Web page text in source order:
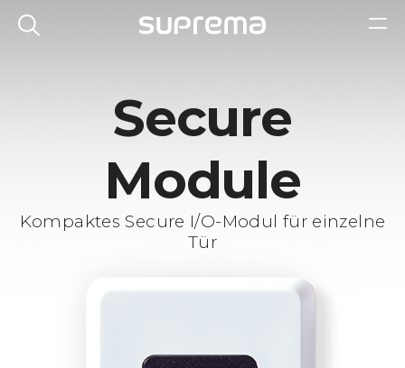
Secure
Module
Kompaktes Secure I/O-Modul für einzelne
Tür